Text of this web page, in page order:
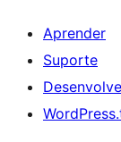
Aprender
Suporte